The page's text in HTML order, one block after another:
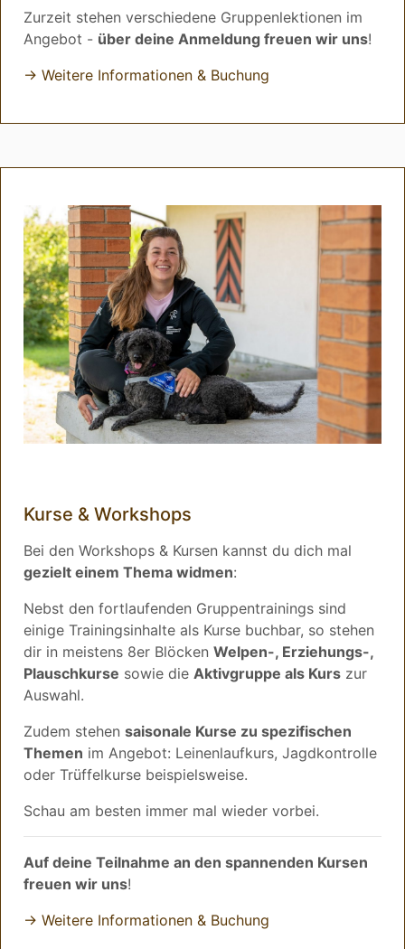
Zurzeit stehen verschiedene Gruppenlektionen im
Angebot - über deine Anmeldung freuen wir uns!
→ Weitere Informationen & Buchung
Kurse & Workshops
Bei den Workshops & Kursen kannst du dich mal
gezielt einem Thema widmen:
Nebst den fortlaufenden Gruppentrainings sind
einige Trainingsinhalte als Kurse buchbar, so stehen
dir in meistens 8er Blöcken Welpen-, Erziehungs-,
Plauschkurse sowie die Aktivgruppe als Kurs zur
Auswahl.
Zudem stehen saisonale Kurse zu spezifischen
Themen im Angebot: Leinenlaufkurs, Jagdkontrolle
oder Trüffelkurse beispielsweise.
Schau am besten immer mal wieder vorbei.
Auf deine Teilnahme an den spannenden Kursen
freuen wir uns!
→ Weitere Informationen & Buchung